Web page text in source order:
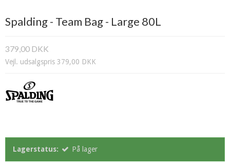
Spalding - Team Bag - Large 80L
379,00 DKK
Vejl. udsalgspris 379,00 DKK
Lagerstatus: På lager